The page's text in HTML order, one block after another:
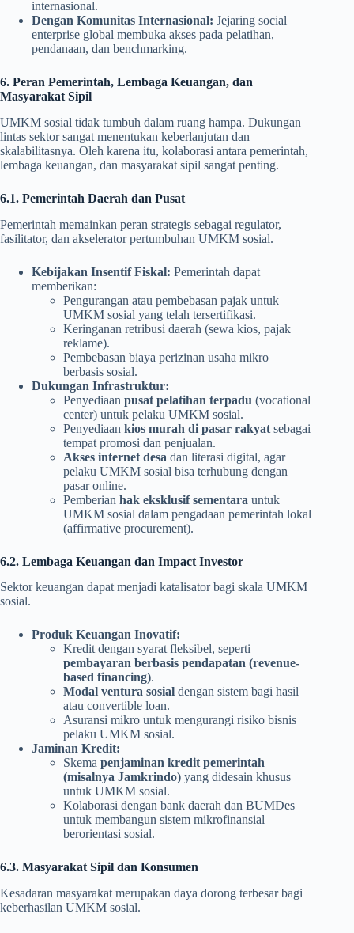
internasional.
Dengan Komunitas Internasional: Jejaring social
enterprise global membuka akses pada pelatihan,
pendanaan, dan benchmarking.
6. Peran Pemerintah, Lembaga Keuangan, dan
Masyarakat Sipil
UMKM sosial tidak tumbuh dalam ruang hampa. Dukungan
lintas sektor sangat menentukan keberlanjutan dan
skalabilitasnya. Oleh karena itu, kolaborasi antara pemerintah,
lembaga keuangan, dan masyarakat sipil sangat penting.
6.1. Pemerintah Daerah dan Pusat
Pemerintah memainkan peran strategis sebagai regulator,
fasilitator, dan akselerator pertumbuhan UMKM sosial.
Kebijakan Insentif Fiskal: Pemerintah dapat
memberikan:
Pengurangan atau pembebasan pajak untuk
UMKM sosial yang telah tersertifikasi.
Keringanan retribusi daerah (sewa kios, pajak
reklame).
Pembebasan biaya perizinan usaha mikro
berbasis sosial.
Dukungan Infrastruktur:
Penyediaan pusat pelatihan terpadu (vocational
center) untuk pelaku UMKM sosial.
Penyediaan kios murah di pasar rakyat sebagai
tempat promosi dan penjualan.
Akses internet desa dan literasi digital, agar
pelaku UMKM sosial bisa terhubung dengan
pasar online.
Pemberian hak eksklusif sementara untuk
UMKM sosial dalam pengadaan pemerintah lokal
(affirmative procurement).
6.2. Lembaga Keuangan dan Impact Investor
Sektor keuangan dapat menjadi katalisator bagi skala UMKM
sosial.
Produk Keuangan Inovatif:
Kredit dengan syarat fleksibel, seperti
pembayaran berbasis pendapatan (revenue-
based financing).
Modal ventura sosial dengan sistem bagi hasil
atau convertible loan.
Asuransi mikro untuk mengurangi risiko bisnis
pelaku UMKM sosial.
Jaminan Kredit:
Skema penjaminan kredit pemerintah
(misalnya Jamkrindo) yang didesain khusus
untuk UMKM sosial.
Kolaborasi dengan bank daerah dan BUMDes
untuk membangun sistem mikrofinansial
berorientasi sosial.
6.3. Masyarakat Sipil dan Konsumen
Kesadaran masyarakat merupakan daya dorong terbesar bagi
keberhasilan UMKM sosial.